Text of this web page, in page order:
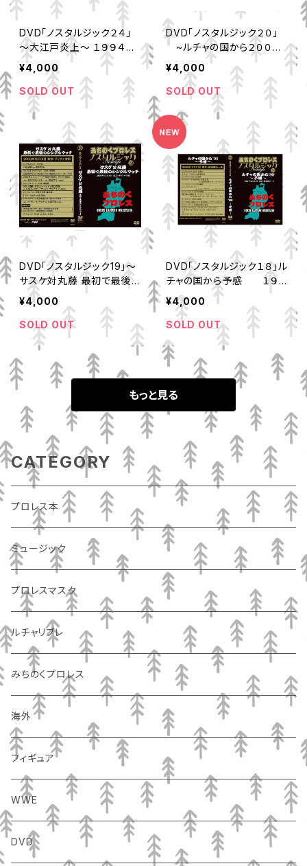
DVD「ノスタルジック２４」
～大江戸炎上～ １９９４年
４月２９日大田区体育館
¥4,000
SOLD OUT
DVD「ノスタルジック２０」
~ルチャの国から２００１~
MP-178 ２００１年１２
月２２日後楽園ホール サ
スケ組対FECのタッグ選手
権他４試合収録 限定７０枚
¥4,000
SOLD OUT
DVD「ノスタルジック19」～
サスケ対丸藤 最初で最後の
シングルマッチ2000～
¥4,000
SOLD OUT
DVD「ノスタルジック１８」ル
チャの国から予感 １９９
9年１２月２１日後楽園ホー
¥4,000
SOLD OUT
もっと見る
CATEGORY
プロレス本
ミュージック
プロレスマスク
ルチャリブレ
みちのくプロレス
海外
フィギュア
WWE
DVD